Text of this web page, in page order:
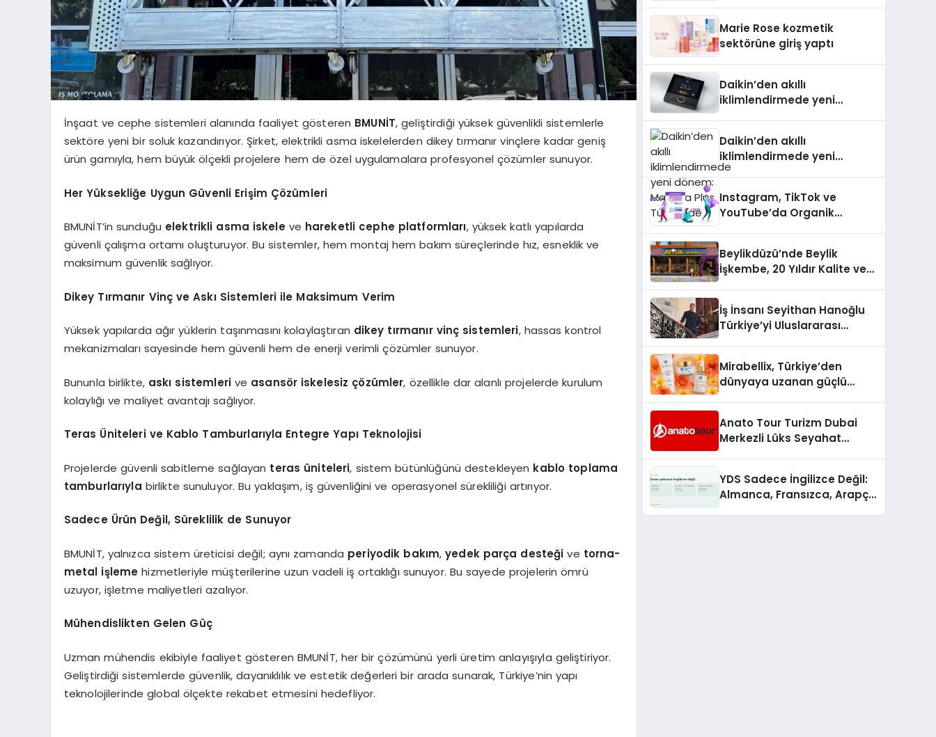
İnşaat ve cephe sistemleri alanında faaliyet gösteren BMUNİT, geliştirdiği yüksek güvenlikli sistemlerle
sektöre yeni bir soluk kazandırıyor. Şirket, elektrikli asma iskelelerden dikey tırmanır vinçlere kadar geniş
ürün gamıyla, hem büyük ölçekli projelere hem de özel uygulamalara profesyonel çözümler sunuyor.
Her Yüksekliğe Uygun Güvenli Erişim Çözümleri
BMUNİT’in sunduğu elektrikli asma iskeleve hareketli cephe platformları, yüksek katlı yapılarda
güvenli çalışma ortamı oluşturuyor. Bu sistemler, hem montaj hem bakım süreçlerinde hız, esneklik ve
maksimum güvenlik sağlıyor.
Dikey Tırmanır Vinç ve Askı Sistemleri ile Maksimum Verim
Yüksek yapılarda ağır yüklerin taşınmasını kolaylaştıran dikey tırmanır vinç sistemleri, hassas kontrol
mekanizmaları sayesinde hem güvenli hem de enerji verimli çözümler sunuyor.
Bununla birlikte, askı sistemlerive asansör iskelesiz çözümler, özellikle dar alanlı projelerde kurulum
kolaylığı ve maliyet avantajı sağlıyor.
Teras Üniteleri ve Kablo Tamburlarıyla Entegre Yapı Teknolojisi
Projelerde güvenli sabitleme sağlayan teras üniteleri, sistem bütünlüğünü destekleyen kablo toplama
tamburlarıyla birlikte sunuluyor. Bu yaklaşım, iş güvenliğini ve operasyonel sürekliliği artırıyor.
Sadece Ürün Değil, Süreklilik de Sunuyor
BMUNİT, yalnızca sistem üreticisi değil; aynı zamanda periyodik bakım,yedek parça desteği ve torna-
metal işleme hizmetleriyle müşterilerine uzun vadeli iş ortaklığı sunuyor. Bu sayede projelerin ömrü
uzuyor, işletme maliyetleri azalıyor.
Mühendislikten Gelen Güç
Uzman mühendis ekibiyle faaliyet gösteren BMUNİT, her bir çözümünü yerli üretim anlayışıyla geliştiriyor.
Geliştirdiği sistemlerde güvenlik, dayanıklılık ve estetik değerleri bir arada sunarak, Türkiye’nin yapı
teknolojilerinde global ölçekte rekabet etmesini hedefliyor.
Aldı
Marie Rose kozmetik
sektörüne giriş yaptı
Daikin’den akıllı
iklimlendirmede yeni
Daikin’den akıllı
iklimlendirmede yeni
dönem: Madoka Plus
Instagram, TikTok ve
YouTube’da Organik
Beylikdüzü’nde Beylik
İşkembe, 20 Yıldır Kalite ve
İş İnsanı Seyithan Hanoğlu
Türkiye’yi Uluslararası
Mirabellix, Türkiye’den
dünyaya uzanan güçlü
Anato Tour Turizm Dubai
Merkezli Lüks Seyahat
YDS Sadece İngilizce Değil:
Almanca, Fransızca, Arapça